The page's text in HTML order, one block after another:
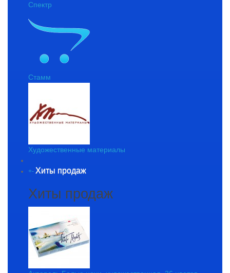
Спектр
Стамм
Художественные материалы
+- Хиты продаж
Хиты продаж